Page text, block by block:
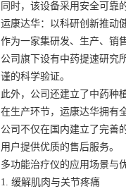
同时，该设备采用安全可靠
运康达华：以科研创新推动
作为一家集研发、生产、销
公司旗下设有中药提速研究
谨的科学验证。
此外，公司还建立了中药种
在生产环节，运康达华拥有
公司不仅在国内建立了完善
用户提供优质的售后服务。
多功能治疗仪的应用场景与
1. 缓解肌肉与关节疼痛